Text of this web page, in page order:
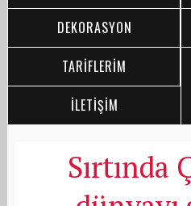
DEKORASYON
TARİFLERİM
İLETİŞİM
Sırtında